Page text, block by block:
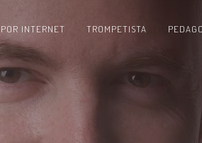
INTERNET TROMPETISTA